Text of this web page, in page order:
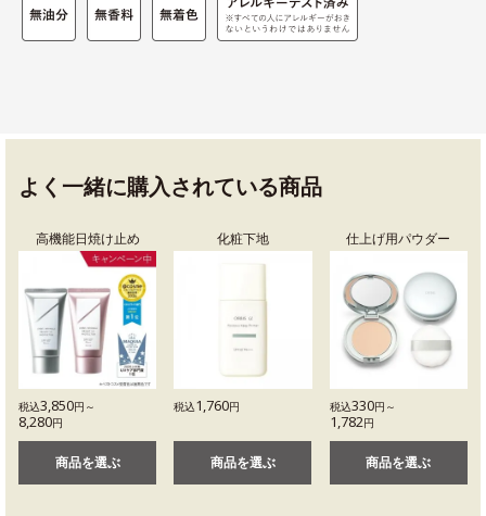
よく一緒に購入されている商品
高機能日焼け止め
税込3,850円～
8,280円
商品を選ぶ
化粧下地
税込1,760円
商品を選ぶ
仕上げ用パウダー
税込330円～
1,782円
商品を選ぶ